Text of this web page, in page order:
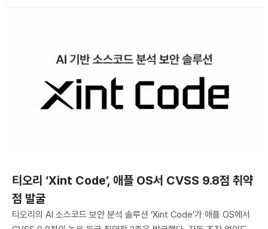
티오리 ‘Xint Code’, 애플 OS서 CVSS 9.8점 취약
점 발굴
티오리의 AI 소스코드 보안 분석 솔루션 ‘Xint Code’가 애플 OS에서